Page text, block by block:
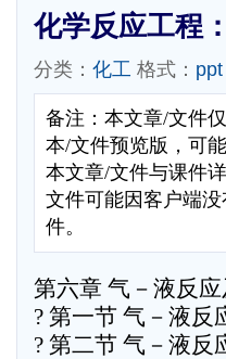
化学反应工程
分类： 化工 格式： ppt
备注：本文章/文件
本/文件预览版，可
本文章/文件与课件
文件可能因客户端
件。
第六章 气－液反
? 第一节 气－液反
? 第二节 气－液反